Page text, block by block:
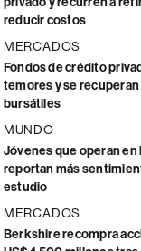
reducir costos
MERCADOS
Fondos de crédito
temores y se
bursátiles
MUNDO
Jóvenes que operan en
reportan más
estudio
MERCADOS
Berkshire recompra